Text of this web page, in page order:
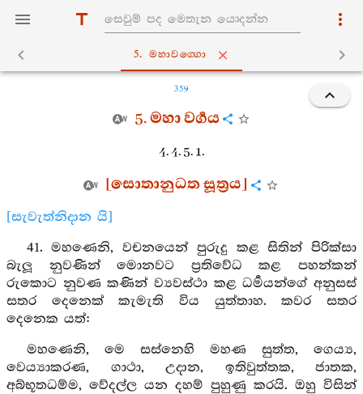
5. මහාවග‍්ගො
359
5. මහා වර්‍ගය
4. 4. 5. 1.
[සොතානුධත සූත්‍රය]
[සැවැත්නිදාන යි]
41. මහණෙනි, වචනයෙන් පුරුදු කළ සිතින් පිරික්සා
බැලූ නුවණින් මොනවට ප්‍රතිවේධ කළ පහන්කන්
රුකොට නුවණ කණින් ව්‍යවස්ථා කළ ධර්‍මයන්ගේ අනුසස්
සතර දෙනෙක් කැමැති විය යුත්තාහ. කවර සතර
දෙනෙක යත්:
මහණෙනි, මෙ සස්නෙහි මහණ සුත්ත, ගෙය්‍ය,
වෙය්‍යාකරණ, ගාථා, උදාන, ඉතිවුත්තක, ජාතක,
අබ්භූතධම්ම, වේදල්ල යන දහම් පුහුණු කරයි. ඔහු විසින්